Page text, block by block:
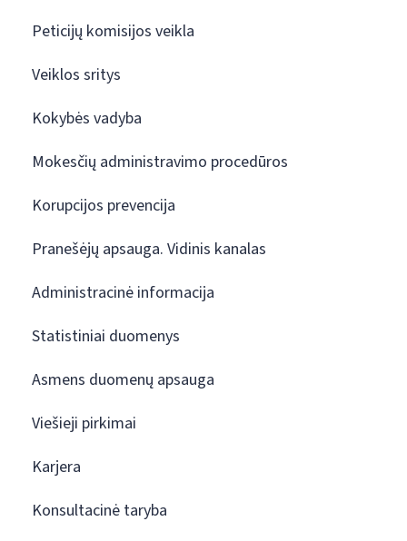
Peticijų komisijos veikla
Veiklos sritys
Kokybės vadyba
Mokesčių administravimo procedūros
Korupcijos prevencija
Pranešėjų apsauga. Vidinis kanalas
Administracinė informacija
Statistiniai duomenys
Asmens duomenų apsauga
Viešieji pirkimai
Karjera
Konsultacinė taryba